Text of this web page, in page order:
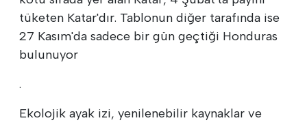
tüketen Katar'dır. Tablonun diğer tarafında ise
27 Kasım'da sadece bir gün geçtiği Honduras
bulunuyor
.
Ekolojik ayak izi, yenilenebilir kaynaklar ve